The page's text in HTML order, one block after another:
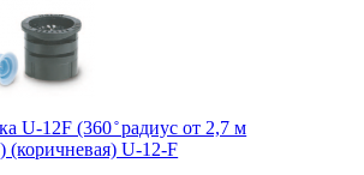
U-12F (360 ̊ радиус от 2,7 м
(коричневая) U-12-F